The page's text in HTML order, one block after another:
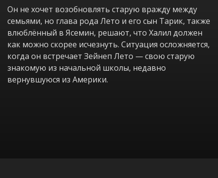
Он не хочет возобновлять старую вражду между
семьями, но глава рода Лето и его сын Тарик, также
влюблённый в Ясемин, решают, что Халил должен
как можно скорее исчезнуть. Ситуация осложняется,
когда он встречает Зейнеп Лето — свою старую
знакомую из начальной школы, недавно
вернувшуюся из Америки.